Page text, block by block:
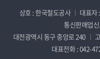
상호 : 한국철도공사 대표자
통신판매업
대전광역시 동구 중앙로 240
대표전화 : 042-